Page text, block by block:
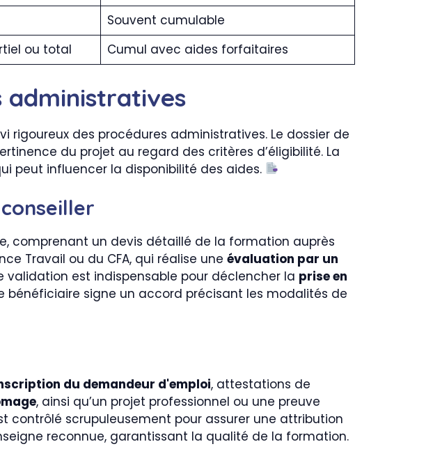
Souvent cumulable
ou total Cumul avec aides forfaitaires
administratives
rigoureux des procédures administratives. Le dossier de
du projet au regard des critères d’éligibilité. La
peut influencer la disponibilité des aides.
comprenant un devis détaillé de la formation auprès
Travail ou du CFA, qui réalise une évaluation par un
est indispensable pour déclencher la prise en
bénéficiaire signe un accord précisant les modalités de
du demandeur d'emploi, attestations de
, ainsi qu’un projet professionnel ou une preuve
contrôlé scrupuleusement pour assurer une attribution
reconnue, garantissant la qualité de la formation.